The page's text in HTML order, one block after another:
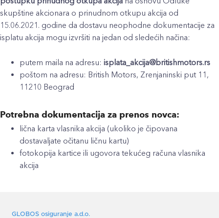
skupštine akcionara o prinudnom otkupu akcija od
15.06.2021. godine da dostavu neophodne dokumentacije za
isplatu akcija mogu izvršiti na jedan od sledećih načina:
putem maila na adresu: isplata_akcija@britishmotors.rs
poštom na adresu: British Motors, Zrenjaninski put 11,
11210 Beograd
Potrebna dokumentacija za prenos novca:
lična karta vlasnika akcija (ukoliko je čipovana
dostavaljate očitanu ličnu kartu)
fotokopija kartice ili ugovora tekućeg računa vlasnika
akcija
GLOBOS osiguranje a.d.o.